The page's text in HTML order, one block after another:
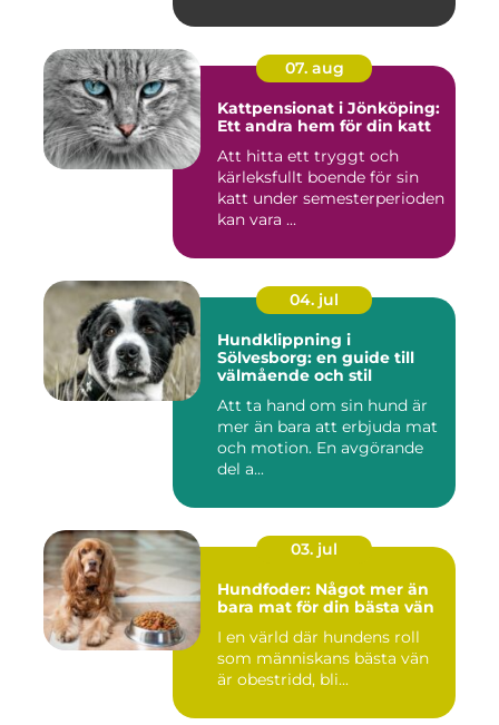
07. aug
Kattpensionat i Jönköping:
Ett andra hem för din katt
Att hitta ett tryggt och
kärleksfullt boende för sin
katt under semesterperioden
kan vara ...
04. jul
Hundklippning i
Sölvesborg: en guide till
välmående och stil
Att ta hand om sin hund är
mer än bara att erbjuda mat
och motion. En avgörande
del a...
03. jul
Hundfoder: Något mer än
bara mat för din bästa vän
I en värld där hundens roll
som människans bästa vän
är obestridd, bli...